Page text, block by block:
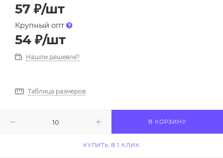
57 ₽/шт
Крупный опт
54 ₽/шт
Нашли дешевле?
Таблица размеров
В КОРЗИНУ
КУПИТЬ В 1 КЛИК